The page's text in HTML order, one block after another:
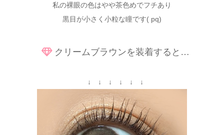
私の裸眼の色はやや茶色めでフチあり
黒目が小さく小粒な瞳です( pq)
クリームブラウンを装着すると…
↓ ↓ ↓ ↓ ↓ ↓